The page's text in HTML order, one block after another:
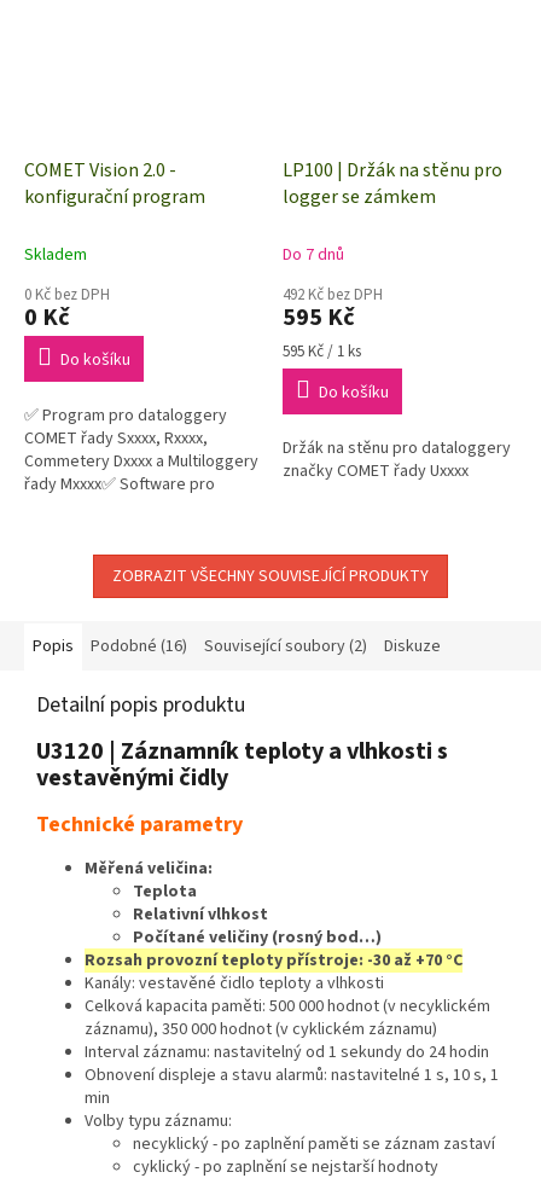
COMET Vision 2.0 -
konfigurační program
Skladem
0 Kč bez DPH
0 Kč
Do košíku
✅ Program pro dataloggery
COMET řady Sxxxx, Rxxxx,
Commetery Dxxxx a Multiloggery
řady Mxxxx✅ Software pro
LP100 | Držák na stěnu pro
logger se zámkem
Do 7 dnů
492 Kč bez DPH
595 Kč
Měrná
cena:
595 Kč / 1 ks
Do košíku
Držák na stěnu pro dataloggery
značky COMET řady Uxxxx
ZOBRAZIT VŠECHNY SOUVISEJÍCÍ PRODUKTY
Popis Podobné (16) Související soubory (2) Diskuze
Detailní popis produktu
U3120 | Záznamník teploty a vlhkosti s
vestavěnými čidly
Technické parametry
Měřená veličina:
Teplota
Relativní vlhkost
Počítané veličiny (rosný bod…)
Rozsah provozní teploty přístroje: -30 až +70 °C
Kanály: vestavěné čidlo teploty a vlhkosti
Celková kapacita paměti: 500 000 hodnot (v necyklickém
záznamu), 350 000 hodnot (v cyklickém záznamu)
Interval záznamu: nastavitelný od 1 sekundy do 24 hodin
Obnovení displeje a stavu alarmů: nastavitelné 1 s, 10 s, 1
min
Volby typu záznamu:
necyklický - po zaplnění paměti se záznam zastaví
cyklický - po zaplnění se nejstarší hodnoty